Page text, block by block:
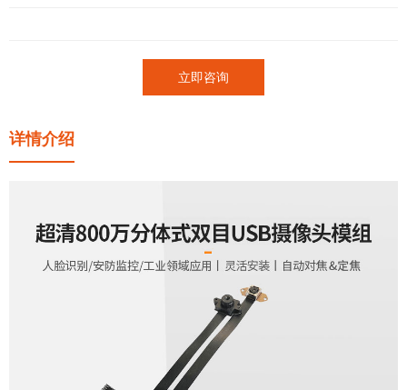
立即咨询
详情介绍